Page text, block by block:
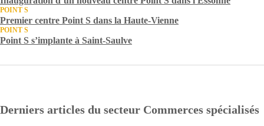
POINT S
Premier centre Point S dans la Haute-Vienne
POINT S
Point S s’implante à Saint-Saulve
Derniers articles du secteur Commerces spécialisés